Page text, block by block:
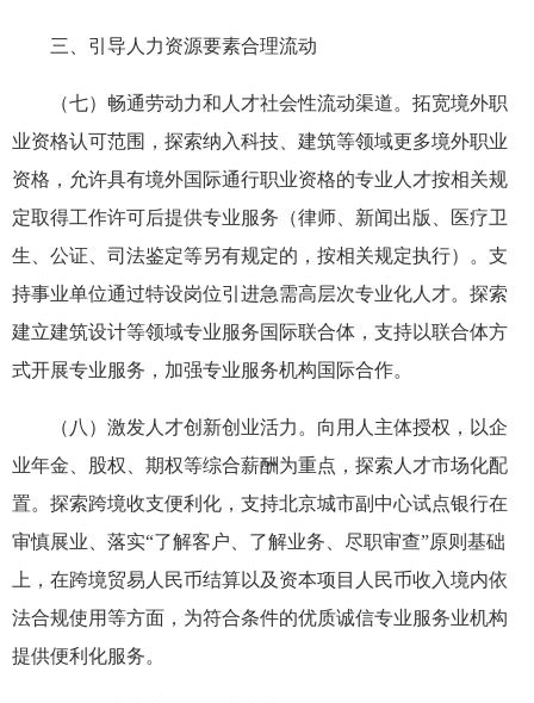
三、引导人力资源要素合理流动
（七）畅通劳动力和人才社会性流动渠道。拓宽境外职
业资格认可范围，探索纳入科技、建筑等领域更多境外职业
资格，允许具有境外国际通行职业资格的专业人才按相关规
定取得工作许可后提供专业服务（律师、新闻出版、医疗卫
生、公证、司法鉴定等另有规定的，按相关规定执行）。支
持事业单位通过特设岗位引进急需高层次专业化人才。探索
建立建筑设计等领域专业服务国际联合体，支持以联合体方
式开展专业服务，加强专业服务机构国际合作。
（八）激发人才创新创业活力。向用人主体授权，以企
业年金、股权、期权等综合薪酬为重点，探索人才市场化配
置。探索跨境收支便利化，支持北京城市副中心试点银行在
审慎展业、落实“了解客户、了解业务、尽职审查”原则基础
上，在跨境贸易人民币结算以及资本项目人民币收入境内依
法合规使用等方面，为符合条件的优质诚信专业服务业机构
提供便利化服务。